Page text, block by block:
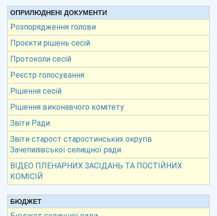
ОПРИЛЮДНЕНІ ДОКУМЕНТИ
Розпорядження голови
Проєкти рішень сесій
Протоколи сесій
Реєстр голосування
Рішення сесій
Рішення виконавчого комітету
Звіти Ради
Звіти старост старостинських округів
Зачепилівської селищної ради
ВІДЕО ПЛЕНАРНИХ ЗАСІДАНЬ ТА ПОСТІЙНИХ
КОМІСІЙ
БЮДЖЕТ